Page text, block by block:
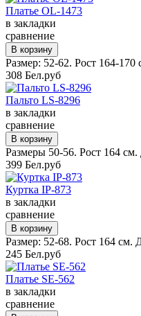
Платье OL-1473
в закладки
сравнение
Размер: 52-62. Рост 164-
308 Бел.руб
Пальто LS-8296
в закладки
сравнение
Размеры 50-56. Рост 164
399 Бел.руб
Куртка IP-873
в закладки
сравнение
Размер: 52-68. Рост 164 см.
245 Бел.руб
Платье SE-562
в закладки
сравнение